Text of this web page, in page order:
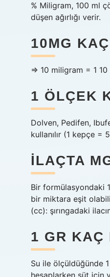
% Miligram, 100 ml
düşen ağırlığı verir.
10MG
⇒ 10 miligram = 1
1 ÖLÇEK
Dolven, Pedifen,
kullanılır (1 kepçe =
İLAÇTA
Bir formülasyondaki
bir miktara eşit
(cc): şırıngadaki
1 GR KAÇ
Su ile ölçüldüğünde
hesaplarken süt için